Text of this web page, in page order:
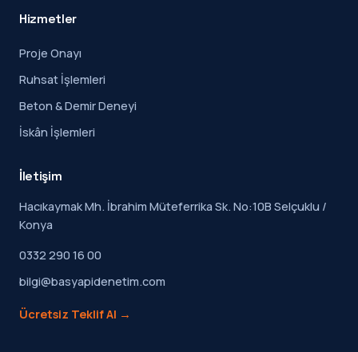
Hizmetler
Proje Onayı
Ruhsat İşlemleri
Beton & Demir Deneyi
İskân İşlemleri
İletişim
Hacıkaymak Mh. İbrahim Müteferrika Sk. No:10B Selçuklu /
Konya
0332 290 16 00
bilgi@basyapidenetim.com
Ücretsiz Teklif Al →